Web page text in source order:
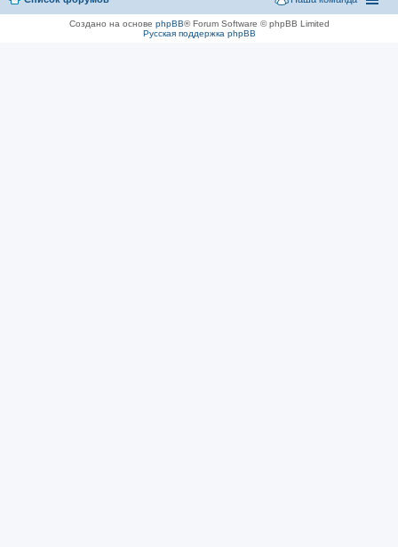
Создано на основе phpBB® Forum Software © phpBB Limited
Русская поддержка phpBB